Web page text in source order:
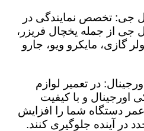
ال جی: تخصص نمایندگی در
جی از جمله یخچال فریزر،
گازی، مایکرو ویو، جارو
در تعمیر لوازم
اورجینال و با کیفیت
دستگاه شما را افزایش
در آینده جلوگیری کنند.